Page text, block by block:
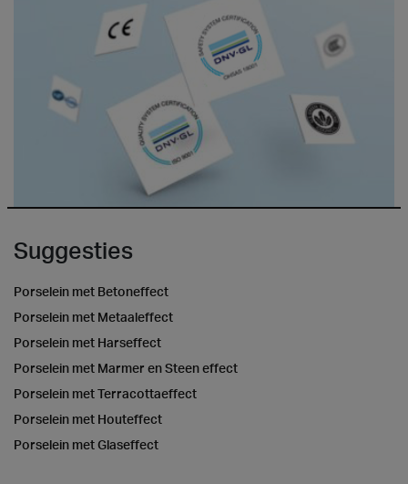
Suggesties
Porselein met Betoneffect
Porselein met Metaaleffect
Porselein met Harseffect
Porselein met Marmer en Steen effect
Porselein met Terracottaeffect
Porselein met Houteffect
Porselein met Glaseffect